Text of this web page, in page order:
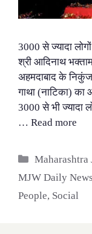
3000 से ज्यादा
श्री आदिनाथ
अहमदाबाद के
गाथा (नाटिका) का
3000 से भी ज्यादा
… Read more
Categories
Maharashtra
MJW Daily
People, Social